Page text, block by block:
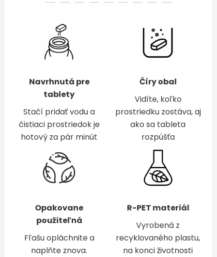
Navrhnutá pre
tablety
Stačí pridať vodu a
čistiaci prostriedok je
hotový za pár minút
Číry obal
Vidíte, koľko
prostriedku zostáva, aj
ako sa tableta
rozpúšťa
Opakovane
použiteľná
Fľašu opláchnite a
naplňte znova.
R-PET materiál
Vyrobená z
recyklovaného plastu,
na konci životnosti